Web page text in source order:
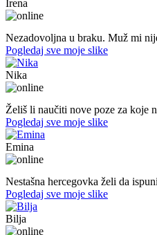
Irena
Nezadovoljna u braku. Muž mi
Pogledaj sve moje slike
Nika
Želiš li naučiti nove poze za koje
Pogledaj sve moje slike
Emina
Nestašna hercegovka želi da
Pogledaj sve moje slike
Bilja